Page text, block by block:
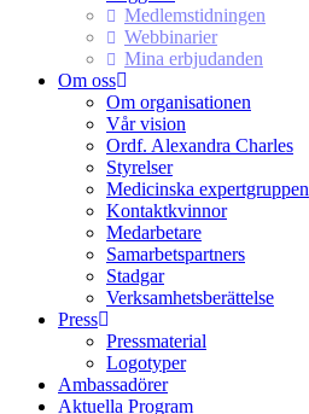
Medlemstidningen
Webbinarier
Mina erbjudanden
Om oss
Om organisationen
Vår vision
Ordf. Alexandra Charles
Styrelser
Medicinska expertgruppen
Kontaktkvinnor
Medarbetare
Samarbetspartners
Stadgar
Verksamhetsberättelse
Press
Pressmaterial
Logotyper
Ambassadörer
Aktuella Program